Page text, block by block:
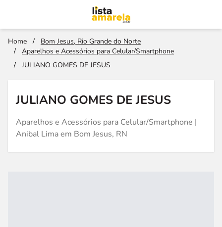
Home /
Bom Jesus, Rio Grande do Norte
/
Aparelhos e Acessórios para Celular/Smartphone
/
JULIANO GOMES DE JESUS
JULIANO GOMES DE JESUS
Aparelhos e Acessórios para Celular/Smartphone |
Anibal Lima em Bom Jesus, RN